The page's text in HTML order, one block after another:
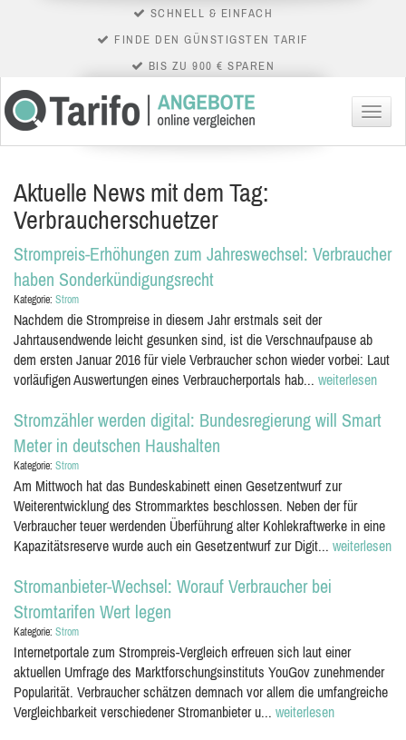
SCHNELL & EINFACH
FINDE DEN GÜNSTIGSTEN TARIF
BIS ZU 900 € SPAREN
Menü
Aktuelle News mit dem Tag:
Verbraucherschuetzer
Strompreis-Erhöhungen zum Jahreswechsel: Verbraucher
haben Sonderkündigungsrecht
Kategorie: Strom
Nachdem die Strompreise in diesem Jahr erstmals seit der
Jahrtausendwende leicht gesunken sind, ist die Verschnaufpause ab
dem ersten Januar 2016 für viele Verbraucher schon wieder vorbei: Laut
vorläufigen Auswertungen eines Verbraucherportals hab... weiterlesen
Stromzähler werden digital: Bundesregierung will Smart
Meter in deutschen Haushalten
Kategorie: Strom
Am Mittwoch hat das Bundeskabinett einen Gesetzentwurf zur
Weiterentwicklung des Strommarktes beschlossen. Neben der für
Verbraucher teuer werdenden Überführung alter Kohlekraftwerke in eine
Kapazitätsreserve wurde auch ein Gesetzentwurf zur Digit... weiterlesen
Stromanbieter-Wechsel: Worauf Verbraucher bei
Stromtarifen Wert legen
Kategorie: Strom
Internetportale zum Strompreis-Vergleich erfreuen sich laut einer
aktuellen Umfrage des Marktforschungsinstituts YouGov zunehmender
Popularität. Verbraucher schätzen demnach vor allem die umfangreiche
Vergleichbarkeit verschiedener Stromanbieter u... weiterlesen